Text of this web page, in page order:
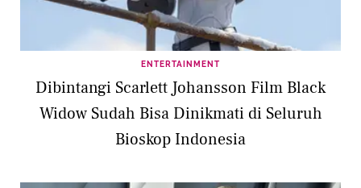
ENTERTAINMENT
Dibintangi Scarlett Johansson Film Black
Widow Sudah Bisa Dinikmati di Seluruh
Bioskop Indonesia